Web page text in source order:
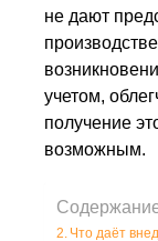
не дают
учетом,
получение
возможным.
Что даёт